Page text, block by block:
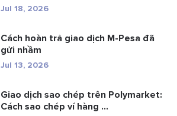
Jul 18, 2026
Cách hoàn trả giao dịch M-Pesa đã
gửi nhầm
Jul 13, 2026
Giao dịch sao chép trên Polymarket:
Cách sao chép ví hàng ...